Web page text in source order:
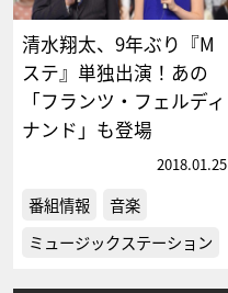
清水翔太、9年ぶり『M
ステ』単独出演！あの
「フランツ・フェルディ
ナンド」も登場
2018.01.25
番組情報
音楽
ミュージックステーション